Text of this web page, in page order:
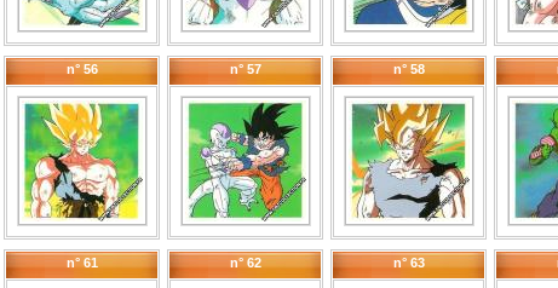
n° 56 n° 57 n° 58
n° 61 n° 62 n° 63